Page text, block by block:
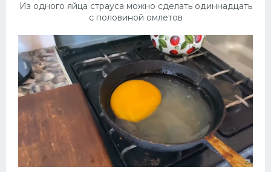
Из одного яйца страуса можно сделать одиннадцать
с половиной омлетов